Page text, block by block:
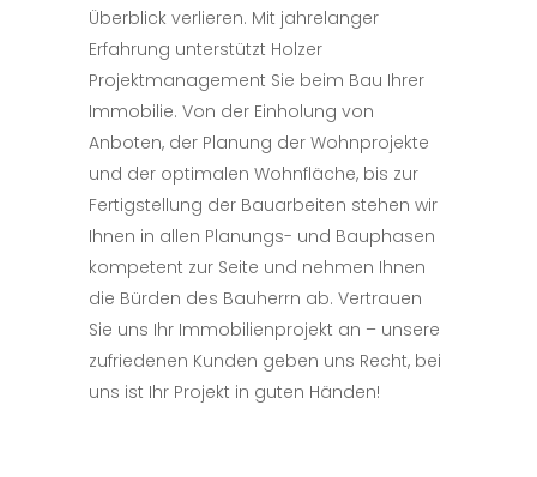
Überblick verlieren. Mit jahrelanger
Erfahrung unterstützt Holzer
Projektmanagement Sie beim Bau Ihrer
Immobilie. Von der Einholung von
Anboten, der Planung der Wohnprojekte
und der optimalen Wohnfläche, bis zur
Fertigstellung der Bauarbeiten stehen wir
Ihnen in allen Planungs- und Bauphasen
kompetent zur Seite und nehmen Ihnen
die Bürden des Bauherrn ab. Vertrauen
Sie uns Ihr Immobilienprojekt an – unsere
zufriedenen Kunden geben uns Recht, bei
uns ist Ihr Projekt in guten Händen!